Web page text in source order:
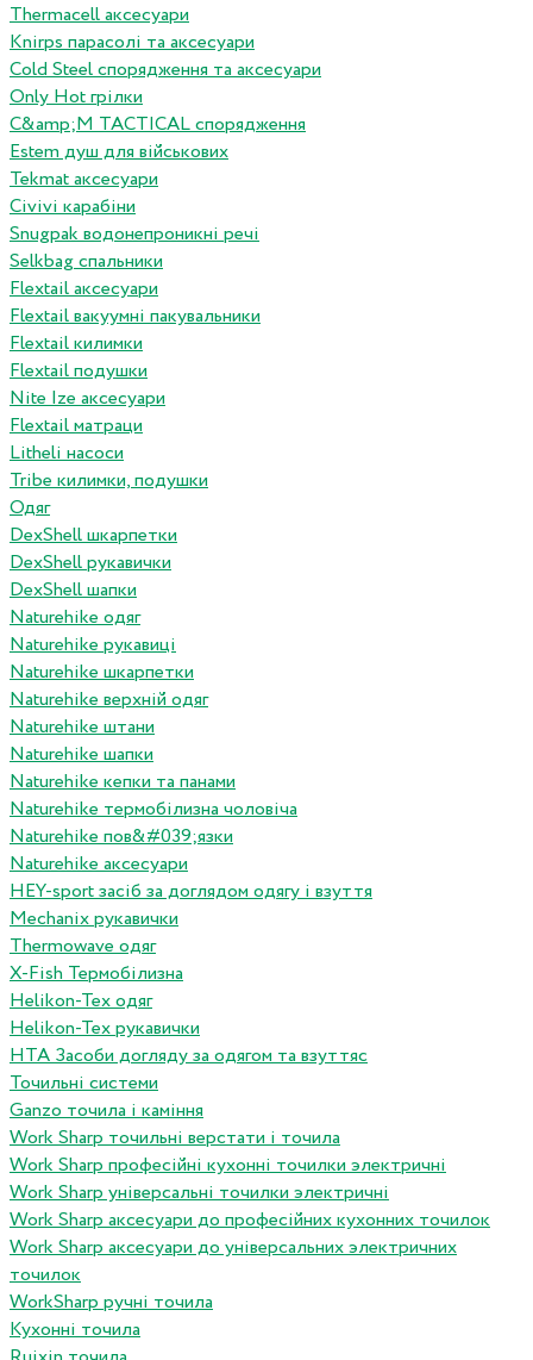
Thermacell аксесуари
Knirps парасолі та аксесуари
Cold Steel спорядження та аксесуари
Only Hot грілки
C&amp;M TACTICAL спорядження
Estem душ для військових
Tekmat аксесуари
Сivivi карабіни
Snugpak водонепроникні речі
Selkbag спальники
Flextail аксесуари
Flextail вакуумні пакувальники
Flextail килимки
Flextail подушки
Nite Ize аксесуари
Flextail матраци
Litheli насоси
Tribe килимки, подушки
Одяг
DexShell шкарпетки
DexShell рукавички
DexShell шапки
Naturehike одяг
Naturehike рукавиці
Naturehike шкарпетки
Naturehike верхній одяг
Naturehike штани
Naturehike шапки
Naturehike кепки та панами
Naturehike термобілизна чоловіча
Naturehike пов&#039;язки
Naturehike аксесуари
HEY-sport засіб за доглядом одягу і взуття
Mechanix рукавички
Thermowave одяг
X-Fish Термобілизна
Helikon-Tex одяг
Helikon-Tex рукавички
HTA Засоби догляду за одягом та взуттяс
Точильні системи
Ganzo точила і каміння
Work Sharp точильні верстати і точила
Work Sharp професiйнi кухоннi точилки электричнi
Work Sharp унiверсальнi точилки электричнi
Work Sharp аксесуари до професiйних кухонних точилок
Work Sharp аксесуари до унiверсальних электричних
точилок
WorkSharp ручні точила
Кухонні точила